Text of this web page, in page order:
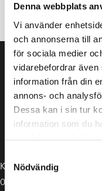
Denna webbplats
Vi använder
och annonserna till
för sociala medier
vidarebefordrar även
information från din
annons- och
Dessa kan i sin tur
information som du
Nödvändig
Inga produkter
Kontakt
013-39 30 90